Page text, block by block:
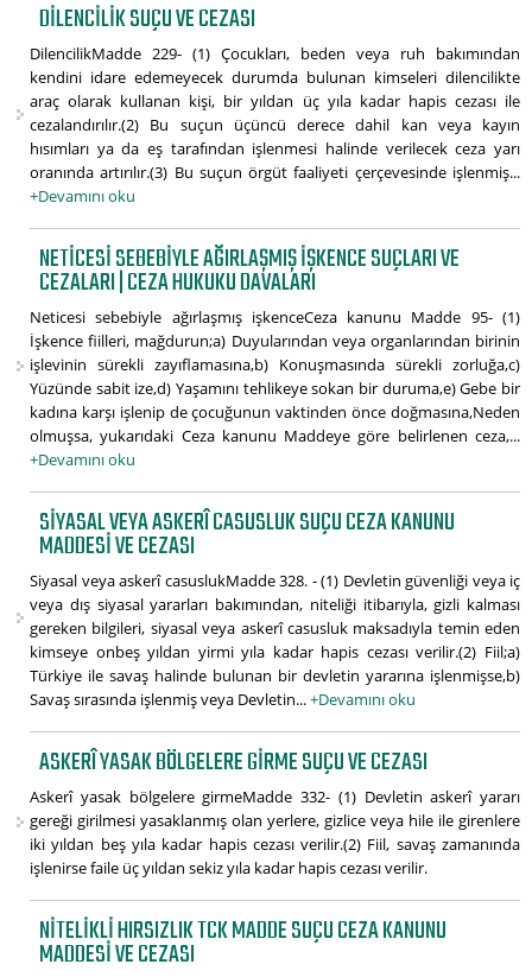
DILENCILIK SUÇU VE CEZASI
DilencilikMadde 229- (1) Çocukları, beden veya ruh bakımından
kendini idare edemeyecek durumda bulunan kimseleri dilencilikte
araç olarak kullanan kişi, bir yıldan üç yıla kadar hapis cezası ile
cezalandırılır.(2) Bu suçun üçüncü derece dahil kan veya kayın
hısımları ya da eş tarafından işlenmesi halinde verilecek ceza yarı
oranında artırılır.(3) Bu suçun örgüt faaliyeti çerçevesinde işlenmiş...
+Devamını oku
NETICESI SEBEBIYLE AĞIRLAŞMIŞ IŞKENCE SUÇLARI VE
CEZALARI | CEZA HUKUKU DAVALARI
Neticesi sebebiyle ağırlaşmış işkenceCeza kanunu Madde 95- (1)
İşkence fiilleri, mağdurun;a) Duyularından veya organlarından birinin
işlevinin sürekli zayıflamasına,b) Konuşmasında sürekli zorluğa,c)
Yüzünde sabit ize,d) Yaşamını tehlikeye sokan bir duruma,e) Gebe bir
kadına karşı işlenip de çocuğunun vaktinden önce doğmasına,Neden
olmuşsa, yukarıdaki Ceza kanunu Maddeye göre belirlenen ceza,...
+Devamını oku
SIYASAL VEYA ASKERÎ CASUSLUK SUÇU CEZA KANUNU
MADDESI VE CEZASI
Siyasal veya askerî casuslukMadde 328. - (1) Devletin güvenliği veya iç
veya dış siyasal yararları bakımından, niteliği itibarıyla, gizli kalması
gereken bilgileri, siyasal veya askerî casusluk maksadıyla temin eden
kimseye onbeş yıldan yirmi yıla kadar hapis cezası verilir.(2) Fiil;a)
Türkiye ile savaş halinde bulunan bir devletin yararına işlenmişse,b)
Savaş sırasında işlenmiş veya Devletin...+Devamını oku
ASKERÎ YASAK BÖLGELERE GIRME SUÇU VE CEZASI
Askerî yasak bölgelere girmeMadde 332- (1) Devletin askerî yararı
gereği girilmesi yasaklanmış olan yerlere, gizlice veya hile ile girenlere
iki yıldan beş yıla kadar hapis cezası verilir.(2) Fiil, savaş zamanında
işlenirse faile üç yıldan sekiz yıla kadar hapis cezası verilir.
NITELIKLI HIRSIZLIK TCK MADDE SUÇU CEZA KANUNU
MADDESI VE CEZASI